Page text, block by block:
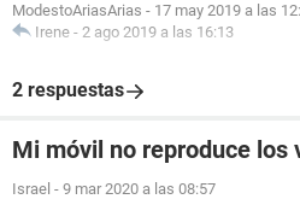
ModestoAriasArias - 17 may 2019 a las
Irene - 2 ago 2019 a las 16:13
2 respuestas
Mi móvil no reproduce los
Israel - 9 mar 2020 a las 08:57